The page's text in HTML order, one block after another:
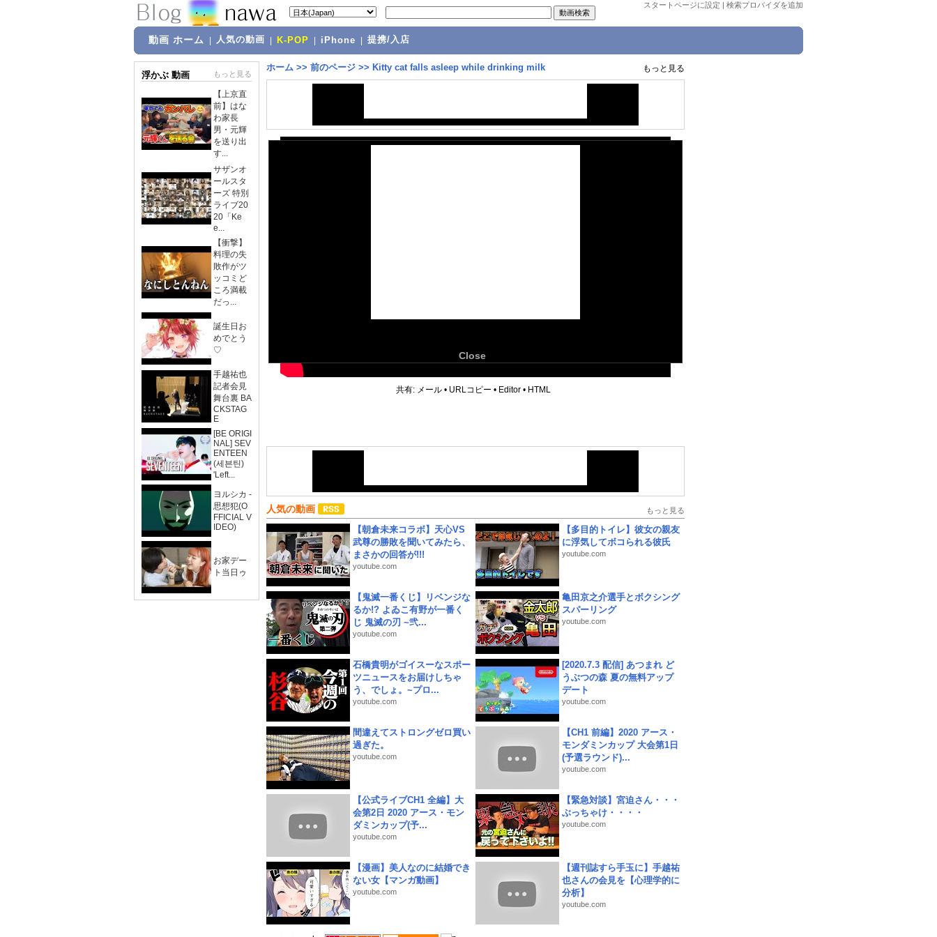
スタートページに設定 | 検索プロバイダを追加
動画 ホーム 人気の動画 K-POP iPhone 提携/入店
浮かぶ 動画 もっと見る
【上京直
前】はな
わ家長
男・元輝
を送り出
す...
サザンオ
ールスタ
ーズ 特別
ライブ20
20「Ke
e...
【衝撃】
料理の失
敗作がツ
ッコミど
ころ満載
だっ...
誕生日お
めでとう
♡
手越祐也
記者会見
舞台裏 BA
CKSTAG
E
[BE ORIGI
NAL] SEV
ENTEEN
(세븐틴)
'Left...
ヨルシカ -
思想犯(O
FFICIAL V
IDEO)
お家デー
ト当日ゥ
ホーム >> 前のページ >> Kitty cat falls asleep while drinking milk もっと見る
Close
共有: メール • URLコピー • Editor • HTML
人気の動画 もっと見る
【朝倉未来コラボ】天心VS
武尊の勝敗を聞いてみたら、
まさかの回答が!!!
youtube.com
【多目的トイレ】彼女の親友
に浮気してボコられる彼氏
youtube.com
【鬼滅一番くじ】リベンジな
るか!? よゐこ有野が一番く
じ 鬼滅の刃 ~弐...
youtube.com
亀田京之介選手とボクシング
スパーリング
youtube.com
石橋貴明がゴイスーなスポー
ツニュースをお届けしちゃ
う、でしょ。~プロ...
youtube.com
[2020.7.3 配信] あつまれ ど
うぶつの森 夏の無料アップ
デート
youtube.com
間違えてストロングゼロ買い
過ぎた。
youtube.com
【CH1 前編】2020 アース・
モンダミンカップ 大会第1日
(予選ラウンド)...
youtube.com
【公式ライブCH1 全編】大
会第2日 2020 アース・モン
ダミンカップ(予...
youtube.com
【緊急対談】宮迫さん・・・
ぶっちゃけ・・・・
youtube.com
【漫画】美人なのに結婚でき
ない女【マンガ動画】
youtube.com
【週刊誌すら手玉に】手越祐
也さんの会見を【心理学的に
分析】
youtube.com